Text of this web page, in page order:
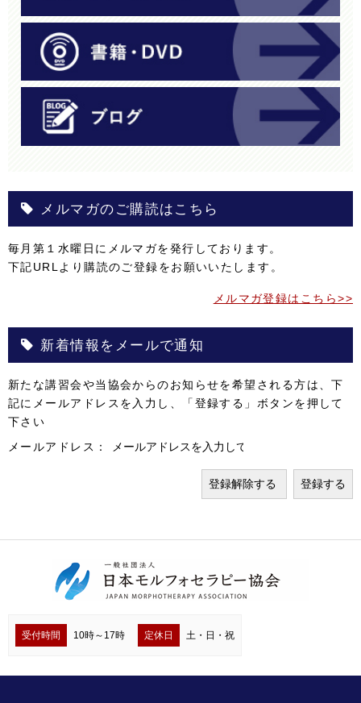
メルマガのご購読はこちら
毎月第１水曜日にメルマガを発行しております。
下記URLより購読のご登録をお願いいたします。
メルマガ登録はこちら>>
新着情報をメールで通知
新たな講習会や当協会からのお知らせを希望される方は、下
記にメールアドレスを入力し、「登録する」ボタンを押して
下さい
メールアドレス：
受付時間 10時～17時 定休日 土・日・祝